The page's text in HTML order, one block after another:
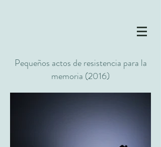
Pequeños actos de resistencia para la
memoria (2016)